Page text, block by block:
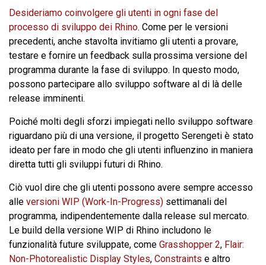
Desideriamo coinvolgere gli utenti in ogni fase del
processo di sviluppo dei Rhino. Come per le versioni
precedenti, anche stavolta invitiamo gli utenti a provare,
testare e fornire un feedback sulla prossima versione del
programma durante la fase di sviluppo. In questo modo,
possono partecipare allo sviluppo software al di là delle
release imminenti.
Poiché molti degli sforzi impiegati nello sviluppo software
riguardano più di una versione, il progetto Serengeti è stato
ideato per fare in modo che gli utenti influenzino in maniera
diretta tutti gli sviluppi futuri di Rhino.
Ciò vuol dire che gli utenti possono avere sempre accesso
alle versioni WIP (Work-In-Progress) settimanali del
programma, indipendentemente dalla release sul mercato.
Le build della versione WIP di Rhino includono le
funzionalità future sviluppate, come Grasshopper 2, Flair:
Non-Photorealistic Display Styles, Constraints e altro